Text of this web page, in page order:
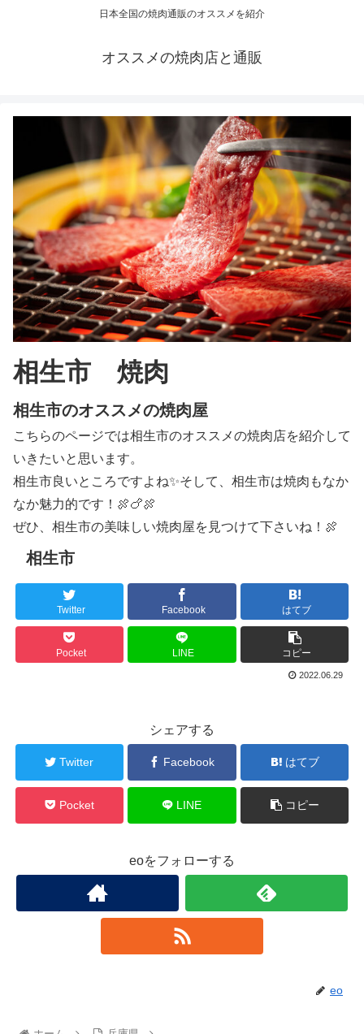
日本全国の焼肉通販のオススメを紹介
オススメの焼肉店と通販
相生市 焼肉
相生市のオススメの焼肉屋
こちらのページでは相生市のオススメの焼肉店を紹介して
いきたいと思います。
相生市良いところですよね✨そして、相生市は焼肉もなか
なか魅力的です！🍖🍗🍖
ぜひ、相生市の美味しい焼肉屋を見つけて下さいね！🍖
相生市
Twitter Facebook はてブ
Pocket LINE コピー
2022.06.29
シェアする
Twitter Facebook はてブ
Pocket LINE コピー
eoをフォローする
eo